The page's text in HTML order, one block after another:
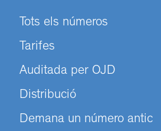
Tots els números
Tarifes
Auditada per OJD
Distribució
Demana un número antic